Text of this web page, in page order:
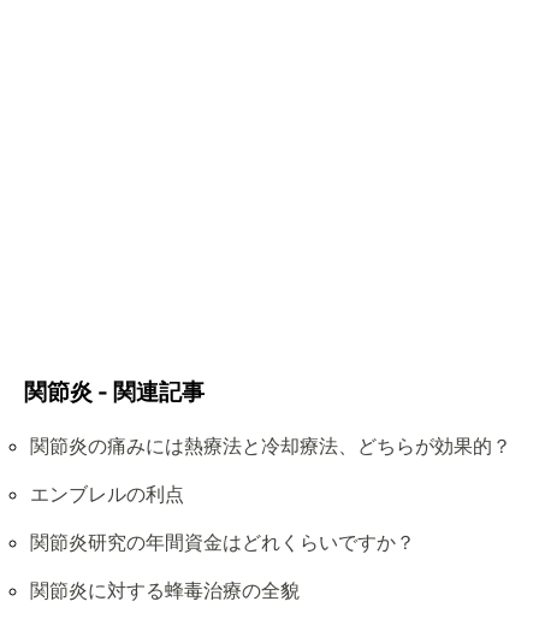
関節炎 - 関連記事
関節炎の痛みには熱療法と冷却療法、どちらが効果的？
エンブレルの利点
関節炎研究の年間資金はどれくらいですか？
関節炎に対する蜂毒治療の全貌